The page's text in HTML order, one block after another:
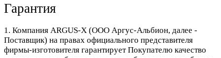
Гарантия
1. Компания ARGUS-X (ООО Аргус-Альбион, далее -
Поставщик) на правах официального представителя
фирмы-изготовителя гарантирует Покупателю качество